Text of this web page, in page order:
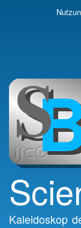
Kaleidoskop